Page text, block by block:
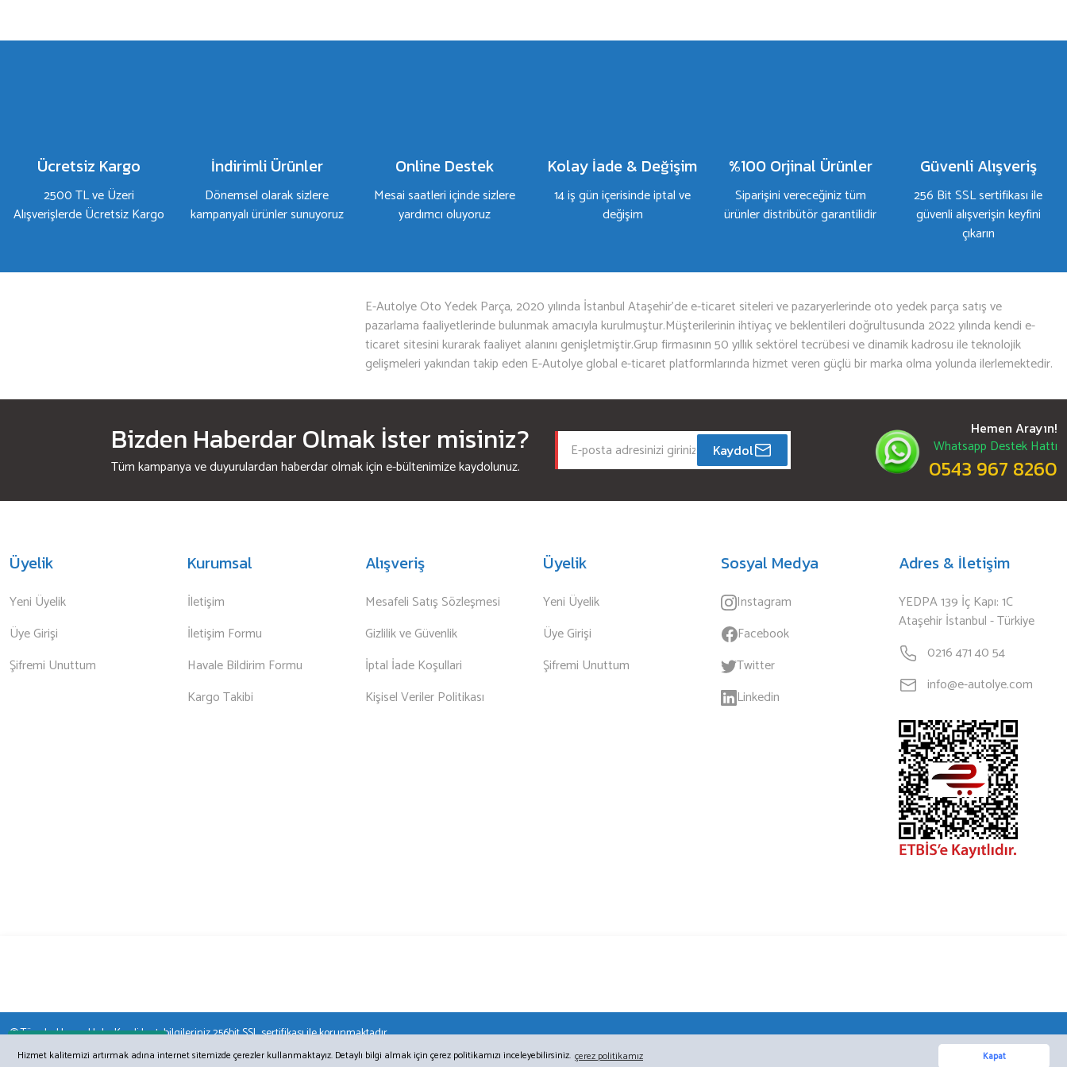
Hizmet kalitemizi artırmak adına internet sitemizde çerezler kullanmaktayız. Detaylı bilgi almak için çerez politikamızı inceleyebilirsiniz. çerez politikamız Kapat
Online Destek
Bu ürüne ilk yorumu siz yapın!
Bu ürüne benzer farklı alternatifler olmalı.
Ücretsiz Kargo
2500 TL ve Üzeri
Alışverişlerde Ücretsiz Kargo
İndirimli Ürünler
Dönemsel olarak sizlere
kampanyalı ürünler sunuyoruz
Online Destek
Mesai saatleri içinde sizlere
yardımcı oluyoruz
Kolay İade & Değişim
14 iş gün içerisinde iptal ve
değişim
%100 Orjinal Ürünler
Siparişini vereceğiniz tüm
ürünler distribütör garantilidir
Güvenli Alışveriş
256 Bit SSL sertifikası ile
güvenli alışverişin keyfini
çıkarın
E-Autolye Oto Yedek Parça, 2020 yılında İstanbul Ataşehir’de e-ticaret siteleri ve pazaryerlerinde oto yedek parça satış ve
pazarlama faaliyetlerinde bulunmak amacıyla kurulmuştur.Müşterilerinin ihtiyaç ve beklentileri doğrultusunda 2022 yılında kendi e-
ticaret sitesini kurarak faaliyet alanını genişletmiştir.Grup firmasının 50 yıllık sektörel tecrübesi ve dinamik kadrosu ile teknolojik
gelişmeleri yakından takip eden E-Autolye global e-ticaret platformlarında hizmet veren güçlü bir marka olma yolunda ilerlemektedir.
Bizden Haberdar Olmak İster misiniz?
Tüm kampanya ve duyurulardan haberdar olmak için e-bültenimize kaydolunuz.
Kaydol
Hemen Arayın!
Whatsapp Destek Hattı
0543 967 8260
Üyelik
Yeni Üyelik
Üye Girişi
Şifremi Unuttum
Kurumsal
İletişim
İletişim Formu
Havale Bildirim Formu
Kargo Takibi
Alışveriş
Mesafeli Satış Sözleşmesi
Gizlilik ve Güvenlik
İptal İade Koşullari
Kişisel Veriler Politikası
Üyelik
Yeni Üyelik
Üye Girişi
Şifremi Unuttum
Sosyal Medya
Instagram
Facebook
Twitter
Linkedin
Adres & İletişim
YEDPA 139 İç Kapı: 1C
Ataşehir İstanbul - Türkiye
0216 471 40 54
info@e-autolye.com
© Tüm hakları saklıdır. Kredi kartı bilgileriniz 256bit SSL sertifikası ile korunmaktadır.